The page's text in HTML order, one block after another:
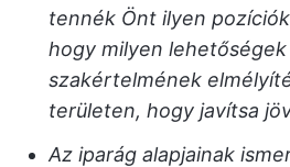
tennék Önt ilyen
hogy milyen lehetőségek
szakértelmének
területen, hogy javítsa
Az iparág alapjainak